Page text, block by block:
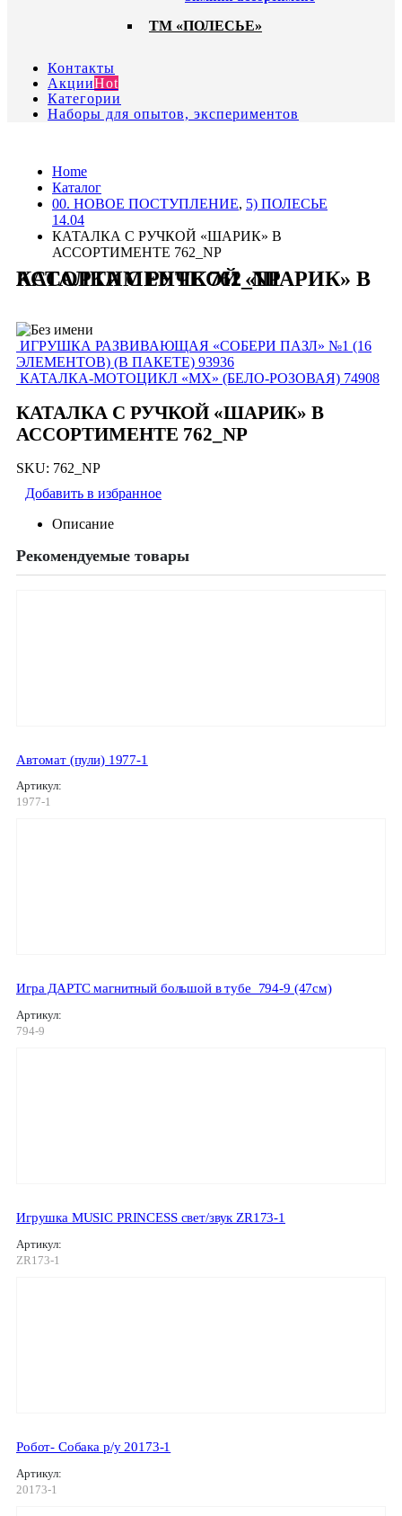
ТМ «ПОЛЕСЬЕ»
Контакты
АкцииHot
Категории
Наборы для опытов, экспериментов
Home
Каталог
00. HОВОЕ ПОСТУПЛЕНИЕ, 5) ПОЛЕСЬЕ
14.04
КАТАЛКА С РУЧКОЙ «ШАРИК» В
АССОРТИМЕНТЕ 762_NP
КАТАЛКА С РУЧКОЙ «ШАРИК» В АССОРТИМЕНТЕ 762_NP
ИГРУШКА РАЗВИВАЮЩАЯ «СОБЕРИ ПАЗЛ» №1 (16
ЭЛЕМЕНТОВ) (В ПАКЕТЕ) 93936
КАТАЛКА-МОТОЦИКЛ «MX» (БЕЛО-РОЗОВАЯ) 74908
КАТАЛКА С РУЧКОЙ «ШАРИК» В
АССОРТИМЕНТЕ 762_NP
SKU: 762_NP
Добавить в избранное
Описание
Рекомендуемые товары
Автомат (пули) 1977-1
Артикул:
1977-1
Игра ДАРТС магнитный большой в тубе_794-9 (47см)
Артикул:
794-9
Игрушка MUSIC PRINCESS свет/звук ZR173-1
Артикул:
ZR173-1
Робот- Собака р/у 20173-1
Артикул:
20173-1